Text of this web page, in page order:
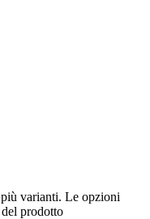
varianti. Le opzioni
del prodotto